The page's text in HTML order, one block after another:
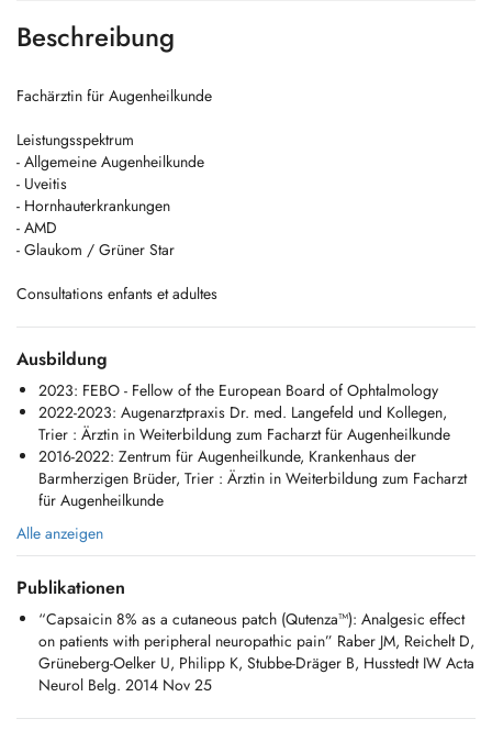
Beschreibung
Fachärztin für Augenheilkunde
Leistungsspektrum
- Allgemeine Augenheilkunde
- Uveitis
- Hornhauterkrankungen
- AMD
- Glaukom / Grüner Star
Consultations enfants et adultes
Ausbildung
2023: FEBO - Fellow of the European Board of Ophtalmology
2022-2023: Augenarztpraxis Dr. med. Langefeld und Kollegen,
Trier : Ärztin in Weiterbildung zum Facharzt für Augenheilkunde
2016-2022: Zentrum für Augenheilkunde, Krankenhaus der
Barmherzigen Brüder, Trier : Ärztin in Weiterbildung zum Facharzt
für Augenheilkunde
Alle anzeigen
Publikationen
“Capsaicin 8% as a cutaneous patch (Qutenza™): Analgesic effect
on patients with peripheral neuropathic pain” Raber JM, Reichelt D,
Grüneberg-Oelker U, Philipp K, Stubbe-Dräger B, Husstedt IW Acta
Neurol Belg. 2014 Nov 25